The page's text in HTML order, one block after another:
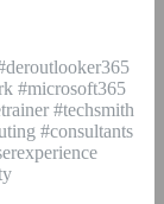
#microsoft365
#techsmith
#consultants